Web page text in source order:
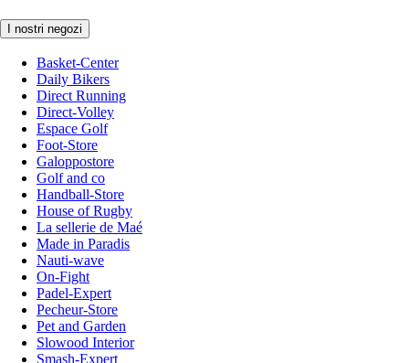
I nostri negozi
Basket-Center
Daily Bikers
Direct Running
Direct-Volley
Espace Golf
Foot-Store
Galoppostore
Golf and co
Handball-Store
House of Rugby
La sellerie de Maé
Made in Paradis
Nauti-wave
On-Fight
Padel-Expert
Pecheur-Store
Pet and Garden
Slowood Interior
Smash-Expert